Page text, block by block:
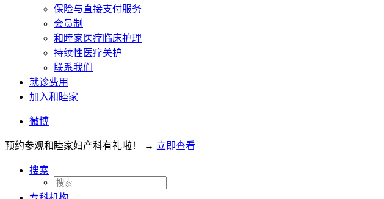
保险与直接支付服务
会员制
和睦家医疗临床护理
持续性医疗关护
联系我们
就诊费用
加入和睦家
微博
预约参观和睦家妇产科有礼啦！ → 立即查看
搜索